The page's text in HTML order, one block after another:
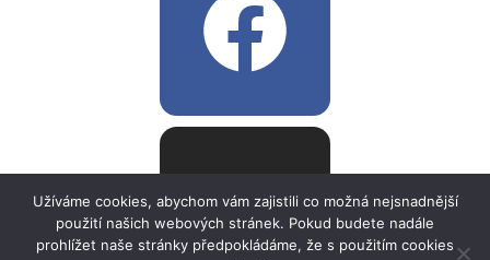
Užíváme cookies, abychom vám zajistili co možná nejsnadnější
použití našich webových stránek. Pokud budete nadále
prohlížet naše stránky předpokládáme, že s použitím cookies